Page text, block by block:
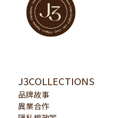
J3COLLECTIONS
品牌故事
異業合作